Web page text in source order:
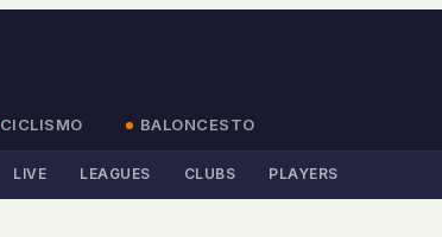
CICLISMO BALONCESTO
LIVE LEAGUES CLUBS PLAYERS